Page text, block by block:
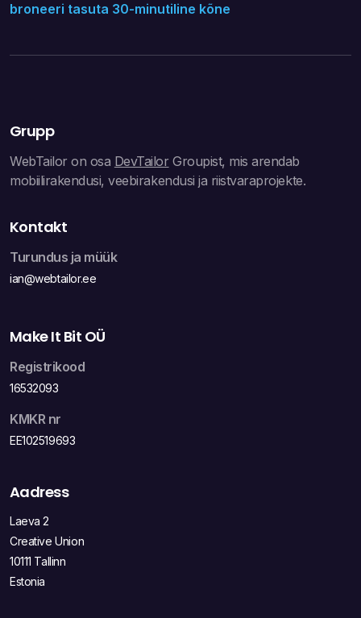
broneeri tasuta 30-minutiline kõne
Grupp
WebTailor on osa DevTailor Groupist, mis arendab
mobiilirakendusi, veebirakendusi ja riistvaraprojekte.
Kontakt
Turundus ja müük
ian@webtailor.ee
Make It Bit OÜ
Registrikood
16532093
KMKR nr
EE102519693
Aadress
Laeva 2
Creative Union
10111 Tallinn
Estonia